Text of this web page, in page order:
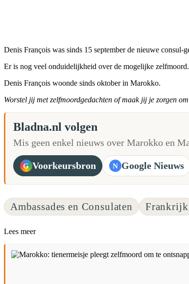
Denis François was sinds 15 september de nieuwe
Er is nog veel onduidelijkheid over de mogelijke
Denis François woonde sinds oktober in Marokko.
Worstel jij met zelfmoordgedachten of maak jij je zorgen
Bladna.nl volgen
Mis geen enkel nieuws over Marokko en
G Voorkeursbron N Google Nieuws
Ambassades en Consulaten Frankrijk
Lees meer